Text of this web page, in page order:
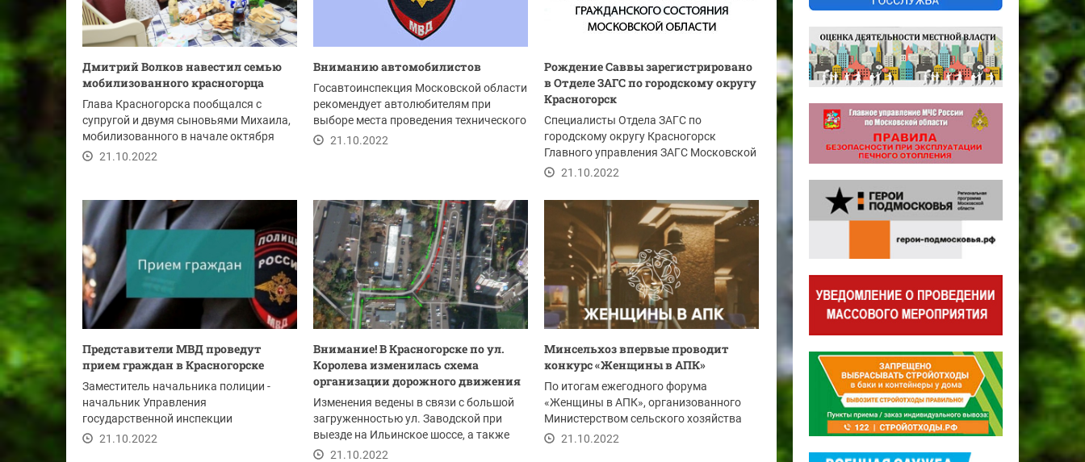
Дмитрий Волков навестил семью
мобилизованного красногорца
Глава Красногорска пообщался с
супругой и двумя сыновьями Михаила,
мобилизованного в начале октября
2022 года.
21.10.2022
Вниманию автомобилистов
Госавтоинспекция Московской области
рекомендует автолюбителям при
выборе места проведения технического
осмотра своего...
21.10.2022
Рождение Саввы зарегистрировано
в Отделе ЗАГС по городскому округу
Красногорск
Специалисты Отдела ЗАГС по
городскому округу Красногорск
Главного управления ЗАГС Московской
области на удаленном...
21.10.2022
Представители МВД проведут
прием граждан в Красногорске
Заместитель начальника полиции -
начальник Управления
государственной инспекции
безопасности дорожного движения
21.10.2022
Внимание! В Красногорске по ул.
Королева изменилась схема
организации дорожного движения
Изменения ведены в связи с большой
загруженностью ул. Заводской при
выезде на Ильинское шоссе, а также
для исключения...
21.10.2022
Минсельхоз впервые проводит
конкурс «Женщины в АПК»
По итогам ежегодного форума
«Женщины в АПК», организованного
Министерством сельского хозяйства
Российской Федерации в...
21.10.2022